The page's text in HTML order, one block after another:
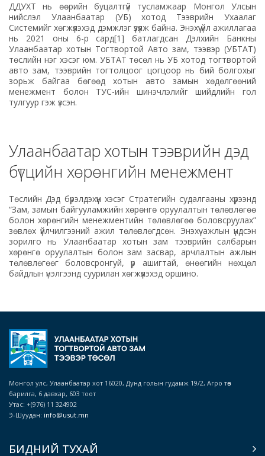
ДДУХТ нь өөрийн буцалтгүй тусламжаар Монгол Улсын
нийслэл Улаанбаатар (УБ) хотод Тээврийн Ухаалаг
Системийг хөгжүүлэхэд дэмжлэг үзүүлж байна. Энэхүү үйл ажиллагаа
нь 2021 оны 6-р сард[1] батлагдсан Дэлхийн Банкны
Улаанбаатар хотын Тогтвортой Авто зам, тээвэр (УБТАТ)
төслийн нэг хэсэг юм. УБТАТ төсөл нь УБ хотод тогтвортой
авто зам, тээврийн тогтолцоог цогцоор нь бий болгохыг
зорьж байгаа бөгөөд хотын авто замын хөдөлгөөний
менежмент болон ТУС-ийн шинэчлэлийг шийдлийн гол
тулгуур гэж үзсэн.
Улаанбаатар хотын тээврийн дэд
бүтцийн хөрөнгийн менежмент
Төслийн Дэд бүрэлдэхүүн хэсэг Стратегийн судалгааны хүрээнд
“Зам, замын байгууламжийн хөрөнгө оруулалтын төлөвлөгөө
болон хөрөнгийн менежментийн төлөвлөгөө боловсруулах”
зөвлөх үйлчилгээний ажил төлөвлөгдсөн. Энэхүү ажлын үндсэн
зорилго нь Улаанбаатар хотын зам тээврийн салбарын
хөрөнгө оруулалтын болон зам засвар, арчлалтын ажлын
төлөвлөгөөг боловсронгуй, үр ашигтай, өнөөгийн нөхцөл
байдлын үнэлгээнд суурилан хөгжүүлэхэд оршино.
Монгол улс, Улаанбаатар хот 16020, Дунд голын гудамж 19/2, Агро төв
барилга, 6 давхар, 603 тоот
Утас: +(976) 11 324902
Э-Шуудан: info@usut.mn
БИДНИЙ ТУХАЙ